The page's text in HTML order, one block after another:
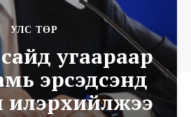
УЛС ТӨР
угаараар
эрсэдсэнд
илэрхийлжээ